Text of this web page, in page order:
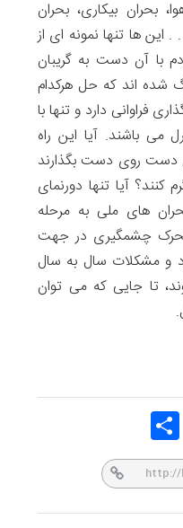
بحران بیکاری، بحران
ها تنها نمونه ای از
با آن دست به گریبان
شده اند که حل هرکدام
فراوانی دارد و تنها با
می باشند. آیا این راه
دست روی دست بگذارند
کنند؟ آیا تنها دورنمای
های ملی به مرحله
تحرک چشمگیری در جهت
و مشکلات سال به سال
تا جایی که می توان
Twitt